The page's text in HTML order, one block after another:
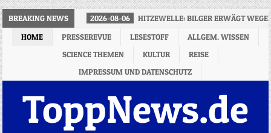
BREAKING NEWS 2026-08-06
HITZEWELLE: BILGER ERWÄGT
HOME
PRESSEREVUE LESESTOFF
ALLGEM. WISSEN
SCIENCE THEMEN
KULTUR
REISE
IMPRESSUM UND DATENSCHUTZ
ToppNews.de